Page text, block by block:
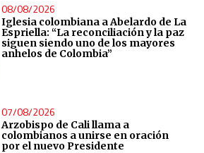
08/08/2026
Iglesia colombiana a Abelardo de La
Espriella: “La reconciliación y la paz
siguen siendo uno de los mayores
anhelos de Colombia”
07/08/2026
Arzobispo de Cali llama a
colombianos a unirse en oración
por el nuevo Presidente